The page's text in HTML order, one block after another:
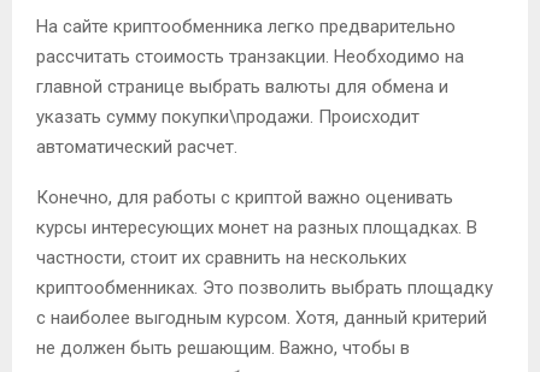
На сайте криптообменника легко предварительно
рассчитать стоимость транзакции. Необходимо на
главной странице выбрать валюты для обмена и
указать сумму покупки\продажи. Происходит
автоматический расчет.
Конечно, для работы с криптой важно оценивать
курсы интересующих монет на разных площадках. В
частности, стоит их сравнить на нескольких
криптообменниках. Это позволить выбрать площадку
с наиболее выгодным курсом. Хотя, данный критерий
не должен быть решающим. Важно, чтобы в